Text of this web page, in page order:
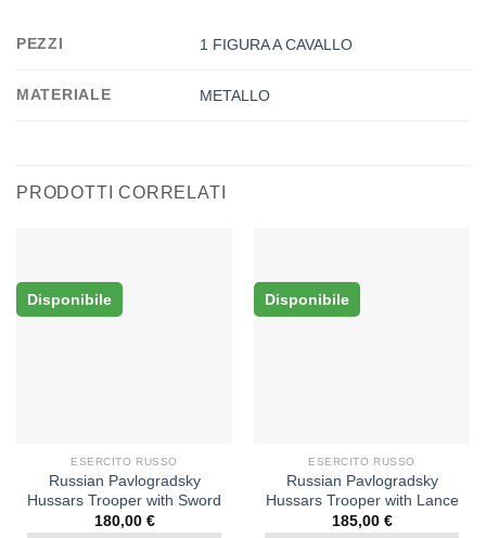
PEZZI 1 FIGURA A CAVALLO
MATERIALE METALLO
PRODOTTI CORRELATI
Disponibile
ESERCITO RUSSO
Russian Pavlogradsky
Hussars Trooper with Sword
180,00 €
Disponibile
ESERCITO RUSSO
Russian Pavlogradsky
Hussars Trooper with Lance
185,00 €